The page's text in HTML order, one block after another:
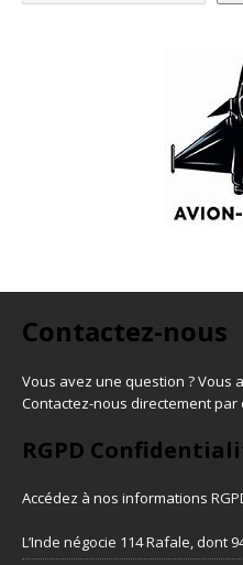
Contactez-nous
Vous avez une question ? Vous
Contactez-nous directement
RGPD
Accédez à nos informations
L’Inde négocie 114 Rafale, dont